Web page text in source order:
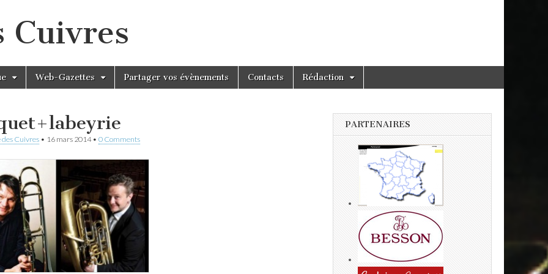
Cuivres
Web-Gazettes Partager vos évènements Contacts Rédaction
des Cuivres • 16 mars 2014• 0 Comments
PARTENAIRES